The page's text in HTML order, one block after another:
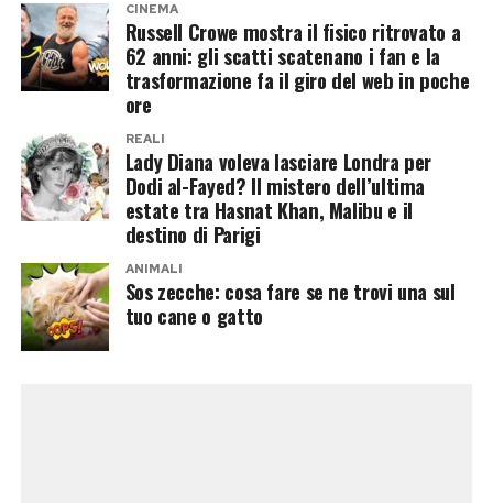
Post Views: 173
Dal Cenacolo alla gondola: il Grand
Tour di J.Lo
A Milano, Jennifer Lopez ha visitato il Cenacolo
accompagnata dal direttore della Pinacoteca di
Brera. A Siena si è fatta immortalare in Piazza
del Campo, mentre a Venezia ha scelto
l’esperienza più classica e cinematografica
possibile: un giro in gondola nella notte estiva.
CINEMA
Russell Crowe mostra il fisico ritrovato a
62 anni: gli scatti scatenano i fan e la
trasformazione fa il giro del web in poche
ore
REALI
Lady Diana voleva lasciare Londra per
Dodi al-Fayed? Il mistero dell’ultima
estate tra Hasnat Khan, Malibu e il
destino di Parigi
ANIMALI
Sos zecche: cosa fare se ne trovi una sul
tuo cane o gatto